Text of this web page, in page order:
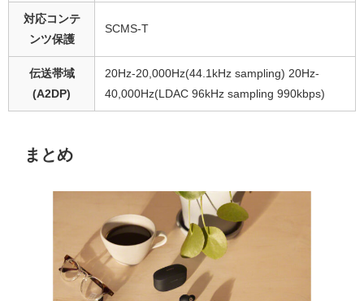
対応コンテ
ンツ保護
SCMS-T
伝送帯域
(A2DP)
20Hz-20,000Hz(44.1kHz sampling) 20Hz-
40,000Hz(LDAC 96kHz sampling 990kbps)
まとめ